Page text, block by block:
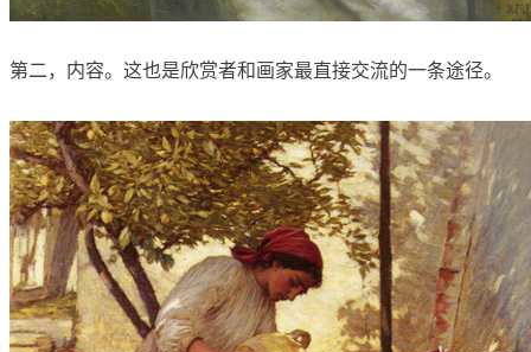
第二，内容。这也是欣赏者和画家最直接交流的一条途径。